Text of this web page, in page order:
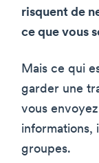
risquent de
ce que vous
Mais ce qui
garder une
vous
informations,
groupes.